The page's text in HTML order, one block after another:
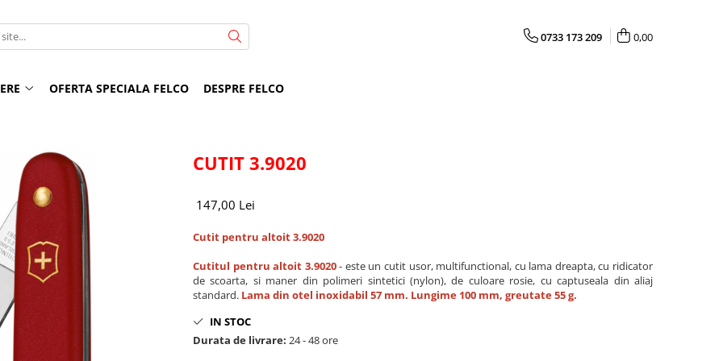
0733 173 209 0,00
OFERTA SPECIALA FELCO DESPRE FELCO
CUTIT 3.9020
147,00 Lei
Cutit pentru altoit 3.9020
Cutitul pentru altoit 3.9020- este un cutit usor, multifunctional, cu lama dreapta, cu ridicator
de scoarta, si maner din polimeri sintetici (nylon), de culoare rosie, cu captuseala din aliaj
standard. Lama din otel inoxidabil 57 mm. Lungime 100 mm, greutate 55 g.
IN STOC
Durata de livrare: 24 - 48 ore